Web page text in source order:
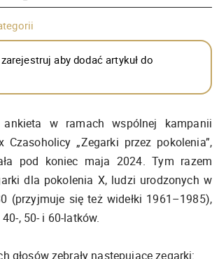
aby dodać artykuł do
w ramach wspólnej kampanii
„Zegarki przez pokolenia”,
pod koniec maja 2024. Tym razem
dla pokolenia X, ludzi urodzonych w
(przyjmuje się też widełki 1961–1985),
, 50- i 60-latków.
głosów zebrały następujące zegarki: